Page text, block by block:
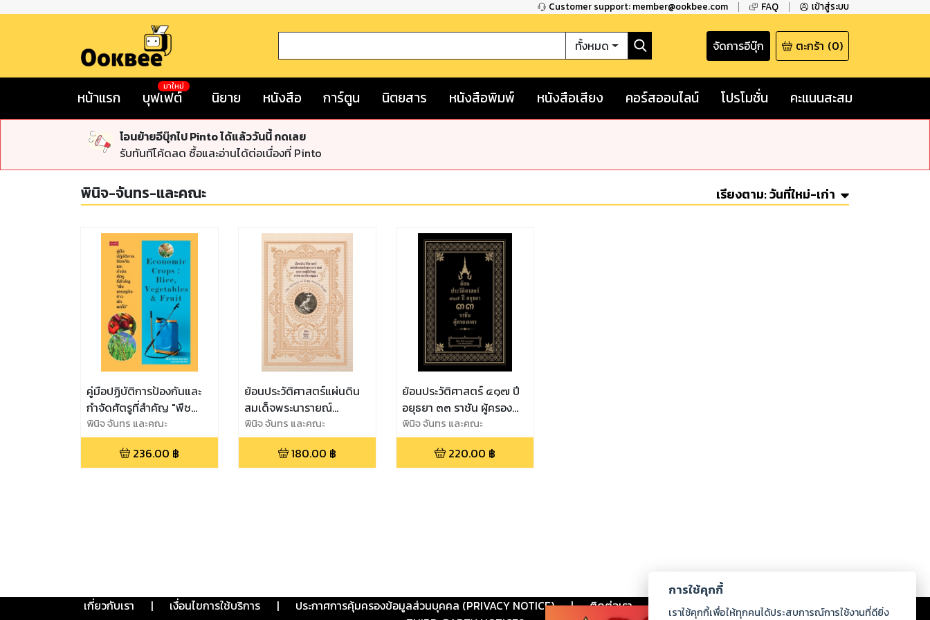
Customer support: member@ookbee.com FAQ เข้าสู่ระบบ
ทั้งหมด จัดการอีบุ๊ก ตะกร้า (0)
หน้าแรก บุฟเฟต์
มาใหม่
นิยาย หนังสือ การ์ตูน นิตยสาร หนังสือพิมพ์ หนังสือเสียง คอร์สออนไลน์ โปรโมชั่น คะแนนสะสม
โอนย้ายอีบุ๊กไป Pinto ได้แล้ววันนี้ กดเลย
รับทันทีโค้ดลด ซื้อและอ่านได้ต่อเนื่องที่ Pinto
พินิจ-จันทร-และคณะ เรียงตาม:วันที่ใหม่-เก่า
คู่มือปฏิบัติการป้องกันและ
กำจัดศัตรูที่สำคัญ "พืช
เศรษฐกิจข้าว ผัก ผลไม้"
พินิจ จันทร และคณะ
236.00 ฿
ย้อนประวัติศาสตร์แผ่นดิน
สมเด็จพระนารายณ์
มหาราชผู้ยิ่งใหญ่แห่ง
อาณาจักรอยุธยา
พินิจ จันทร และคณะ
180.00 ฿
ย้อนประวัติศาสตร์ ๔๑๗ ปี
อยุธยา ๓๓ ราชัน ผู้ครอง
นคร
พินิจ จันทร และคณะ
220.00 ฿
เกี่ยวกับเรา | เงื่อนไขการใช้บริการ | ประกาศการคุ้มครองข้อมูลส่วนบุคคล (PRIVACY NOTICE) | ติดต่อเรา ร่วมงานกับเรา ดาวน์โหลด
การใช้คุกกี้
เราใช้คุกกี้เพื่อให้ทุกคนได้ประสบการณ์การใช้งานที่ดียิ่ง